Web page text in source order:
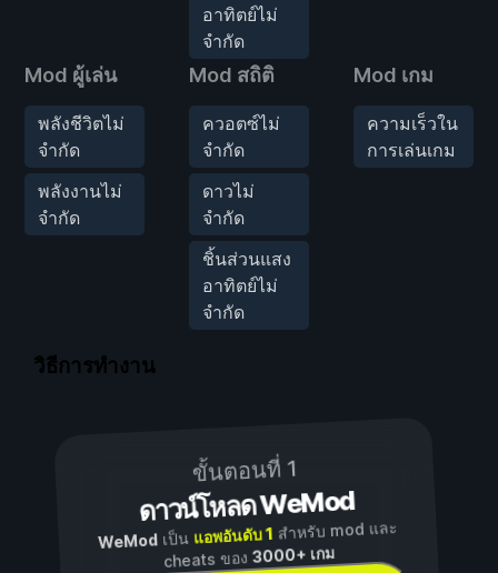
อาทิตย์ไม่
จำกัด
Mod ผู้เล่น
พลังชีวิตไม่
จำกัด
พลังงานไม่
จำกัด
Mod สถิติ
ควอตซ์ไม่
จำกัด
ดาวไม่
จำกัด
ชิ้นส่วนแสง
อาทิตย์ไม่
จำกัด
Mod เกม
ความเร็วใน
การเล่นเกม
วิธีการทำงาน
ขั้นตอนที่ 1
ดาวน์โหลด WeMod
WeModเป็น แอพอันดับ 1 สำหรับ mod และ
cheats ของ3000+ เกม